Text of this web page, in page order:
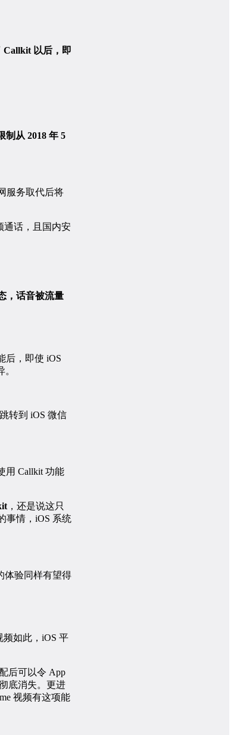
Callkit 以后，即
制从 2018 年 5
服务取代后将
通话，且国内安
，话音被流量
后，即使 iOS
转到 iOS 微信
用 Callkit 功能
，还是说这只
事情，iOS 系统
体验同样有望得
如此，iOS 平
后可以令 App
底消失。更进
视频有这项能